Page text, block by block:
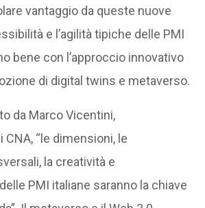
vantaggio da queste nuove
e l’agilità tipiche delle PMI
bene con l’approccio innovativo
di digital twins e metaverso.
da Marco Vicentini,
“le dimensioni, le
la creatività e
PMI italiane saranno la chiave